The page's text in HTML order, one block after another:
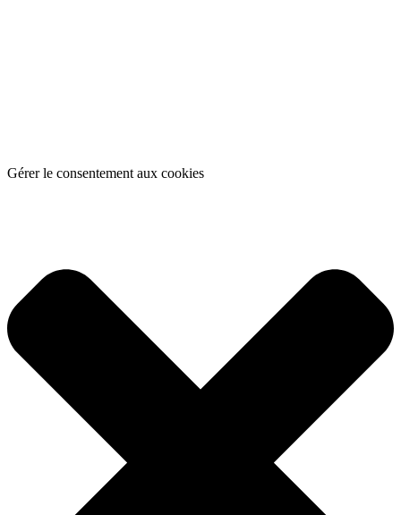
Gérer le consentement aux cookies